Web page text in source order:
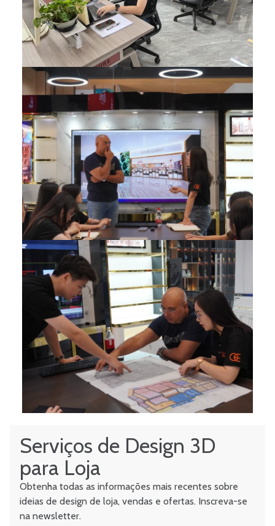
Serviços de Design 3D
para Loja
Obtenha todas as informações mais recentes sobre
ideias de design de loja, vendas e ofertas. Inscreva-se
na newsletter.